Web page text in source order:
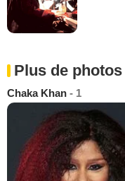
Plus de photos
Chaka Khan - 1